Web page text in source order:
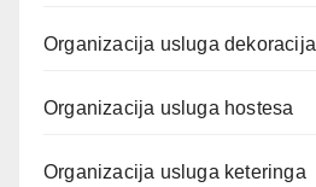
Organizacija usluga dekoracija
Organizacija usluga hostesa
Organizacija usluga keteringa